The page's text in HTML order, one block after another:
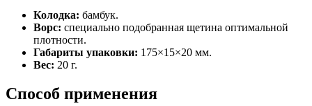
Колодка: бамбук.
Ворс: специально подобранная щетина оптимальной
плотности.
Габариты упаковки: 175×15×20 мм.
Вес: 20 г.
Способ применения